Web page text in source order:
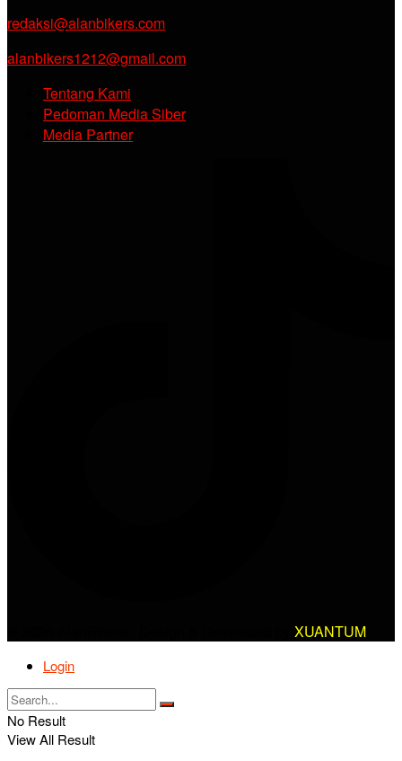
redaksi@alanbikers.com
alanbikers1212@gmail.com
Tentang Kami
Pedoman Media Siber
Media Partner
XUANTUM
Login
No Result
View All Result